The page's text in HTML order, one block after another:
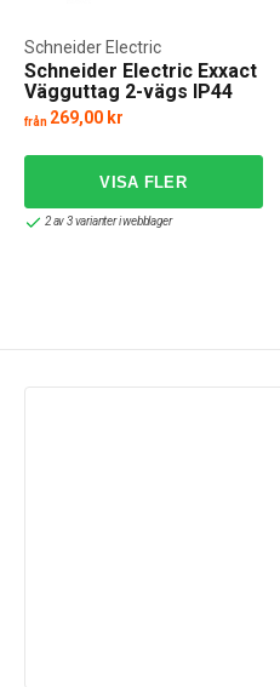
Schneider Electric Exxact
Vägguttag 2-vägs IP44
Schneider Electric
från 269,00 kr
2 av 3 varianter i webblager